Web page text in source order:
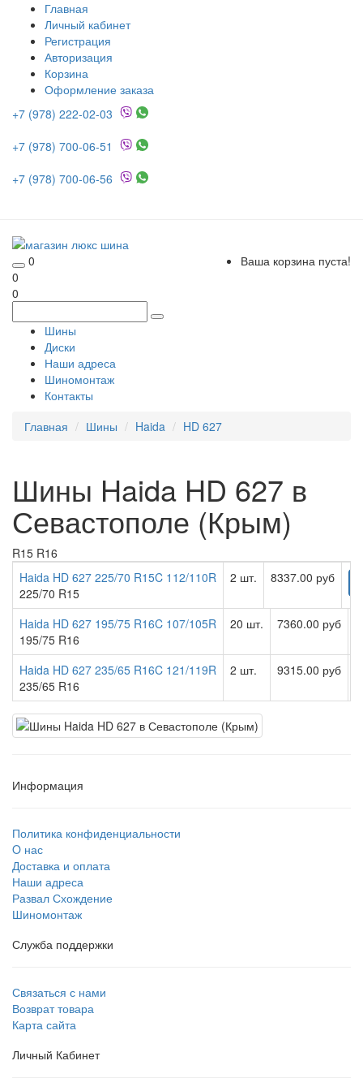
Главная
Личный кабинет
Регистрация
Авторизация
Корзина
Оформление заказа
+7 (978) 222-02-03
+7 (978) 700-06-51
+7 (978) 700-06-56
0
Ваша корзина пуста!
0
0
Шины
Диски
Наши адреса
Шиномонтаж
Контакты
Главная
Шины Haida HD 627
Шины Haida HD 627 в
Севастополе (Крым)
R15 R16
Haida HD 627 225/70 R15C 112/110R
225/70 R15
2 шт. 8337.00 руб
Haida HD 627 195/75 R16C 107/105R
195/75 R16
20 шт. 7360.00 руб
Haida HD 627 235/65 R16C 121/119R
235/65 R16
2 шт. 9315.00 руб
Информация
Политика конфиденциальности
O нас
Доставка и оплата
Наши адреса
Развал Схождение
Шиномонтаж
Служба поддержки
Связаться с нами
Возврат товара
Карта сайта
Личный Кабинет